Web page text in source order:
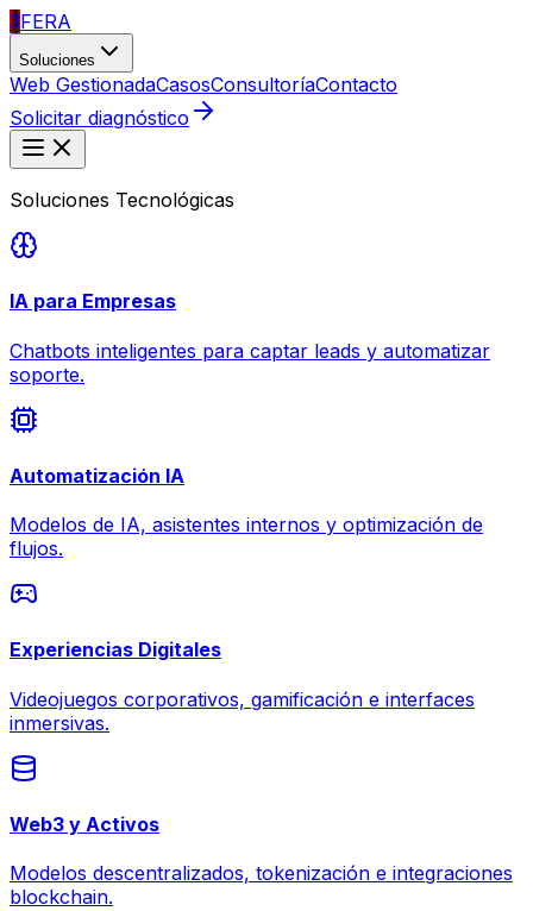
3FERA
Soluciones
Web GestionadaCasosConsultoríaContacto
Solicitar diagnóstico
Soluciones Tecnológicas
IA para Empresas
Chatbots inteligentes para captar leads y automatizar
soporte.
Automatización IA
Modelos de IA, asistentes internos y optimización de
flujos.
Experiencias Digitales
Videojuegos corporativos, gamificación e interfaces
inmersivas.
Web3 y Activos
Modelos descentralizados, tokenización e integraciones
blockchain.